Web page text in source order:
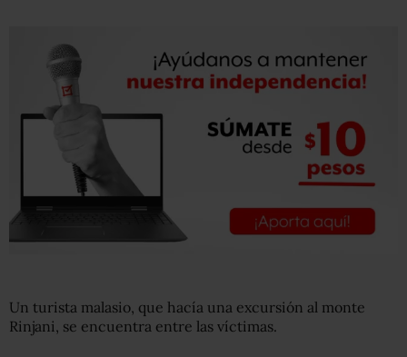
Un turista malasio, que hacía una excursión al monte
Rinjani, se encuentra entre las víctimas.